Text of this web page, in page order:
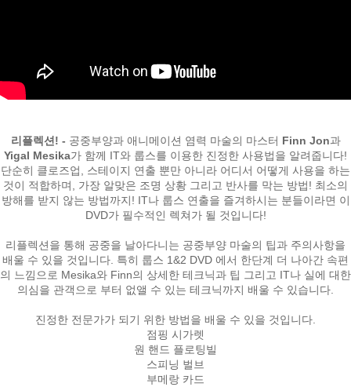
리플렉션! - 공중부양과 애니메이션 염력 마술의 마스터 Finn Jon과
Yigal Mesika가 함께 IT와 룹스를 이용한 진정한 사용법을 알려줍니다!
단순히 클로즈업, 스테이지 연출 뿐만 아니라 어디서 어떻게 사용을 하는
것이 적합하며, 가장 알맞은 조명 상황 그리고 반사를 막는 방법! 최소의
방해를 받지 않는 방법까지! IT나 룹스 연출을 즐겨하시는 분들이라면 이
DVD가 필수적인 렉쳐가 될 것입니다!
리플렉션을 통해 공중을 날아다니는 공중부양 마술의 팁과 주의사항을
배울 수 있을 것입니다. 특히 룹스 1&2 DVD 에서 한단계 더 나아간 속편
의 느낌으로 Mesika와 Finn의 상세한 테크닉과 팁 그리고 IT나 실에 대한
의심을 관객으로 부터 없앨 수 있는 테크닉까지 배울 수 있습니다.
진정한 전문가가 되기 위한 방법을 배울 수 있을 것입니다.
점핑 시가렛
원 핸드 플로팅빌
스피닝 벌브
부메랑 카드